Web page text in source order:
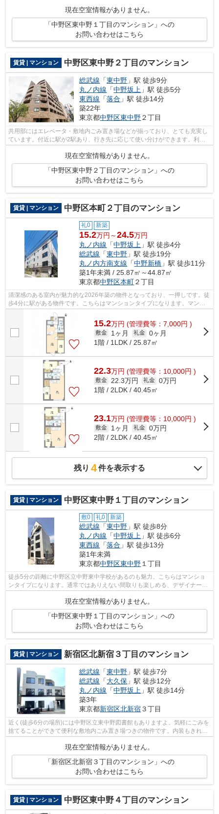
現在空室情報がありません。
「中野区東中野１丁目のマンション」への
お問い合わせはこちら
賃貸 | マンション 中野区東中野２丁目のマンション
総武線 「東中野 」駅 徒歩9分
丸ノ内線 「中野坂上 」駅 徒歩5分
東西線 「落合 」駅 徒歩14分
築22年
東京都中野区東中野２丁目
共用部にはエレベータ・敷地内ごみ置き場などが揃っており、とても充実し
ています。付近に駅が2駅あり、行き先に応じて使い分けができます。利便
性の高い徒歩9分の物件です。こちらの...
現在空室情報がありません。
「中野区東中野２丁目のマンション」への
お問い合わせはこちら
賃貸 | マンション 中野区本町２丁目のマンション
礼0 新築
15.2万円～24.5万円
丸ノ内線 「中野坂上 」駅 徒歩4分
総武線 「東中野 」駅 徒歩19分
丸ノ内方南支線 「中野新橋 」駅 徒歩11分
築1年未満 / 25.87㎡～44.87㎡
東京都中野区本町２丁目
清潔感のある室内が魅力的な2026年築の物件となっており、一押しです。徒
歩4分に駅がある物件です。こちらはマンションタイプになります。マンシ
ョンの周辺に駅が2つあり、よく電車を...
15.2万円 (管理費等：7,000円 )
敷金 1ヶ月 礼金 0ヶ月
1階 / 1LDK / 25.87㎡
22.3万円 (管理費等：10,000円 )
敷金 22.3万円 礼金 0万円
1階 / 2LDK / 40.45㎡
23.1万円 (管理費等：10,000円 )
敷金 1ヶ月 礼金 0万円
2階 / 2LDK / 40.45㎡
残り 4件を表示する
賃貸 | マンション 中野区東中野１丁目のマンション
敷0 礼0 新築
総武線 「東中野 」駅 徒歩8分
丸ノ内線 「中野坂上 」駅 徒歩6分
東西線 「落合 」駅 徒歩13分
築1年未満
東京都中野区東中野１丁目
徒歩5分の距離に中野区立中野東中学校があるのも魅力。こちらはマンショ
ンタイプになります。通常ではありえない間取りも楽しめる、デザイナーズ
現在空室情報がありません。
「中野区東中野１丁目のマンション」への
お問い合わせはこちら
賃貸 | マンション 新宿区北新宿３丁目のマンション
総武線 「東中野 」駅 徒歩7分
総武線 「大久保 」駅 徒歩12分
丸ノ内線 「中野坂上 」駅 徒歩14分
築3年
東京都新宿区北新宿３丁目
近く(徒歩6分の場所)には中野区立東中野図書館もありますよ。気軽にごみを
捨てることができて便利な敷地内ごみ置き場つきの物件です。内装もきれい
現在空室情報がありません。
「新宿区北新宿３丁目のマンション」への
お問い合わせはこちら
賃貸 | マンション 中野区東中野４丁目のマンション